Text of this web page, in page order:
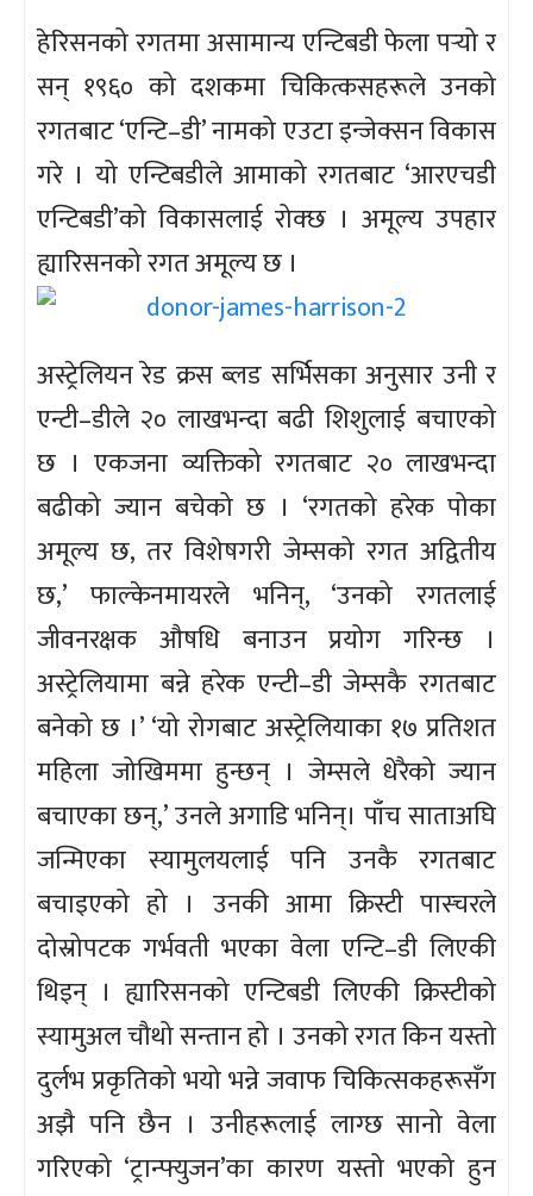
हेरिसनको रगतमा असामान्य एन्टिबडी फेला पर्‍यो र
सन् १९६० को दशकमा चिकित्कसहरूले उनको
रगतबाट ‘एन्टि–डी’ नामको एउटा इन्जेक्सन विकास
गरे । यो एन्टिबडीले आमाको रगतबाट ‘आरएचडी
एन्टिबडी’को विकासलाई रोक्छ । अमूल्य उपहार
ह्यारिसनको रगत अमूल्य छ ।
अस्ट्रेलियन रेड क्रस ब्लड सर्भिसका अनुसार उनी र
एन्टी–डीले २० लाखभन्दा बढी शिशुलाई बचाएको
छ । एकजना व्यक्तिको रगतबाट २० लाखभन्दा
बढीको ज्यान बचेको छ । ‘रगतको हरेक पोका
अमूल्य छ, तर विशेषगरी जेम्सको रगत अद्वितीय
छ,’ फाल्केनमायरले भनिन्, ‘उनको रगतलाई
जीवनरक्षक औषधि बनाउन प्रयोग गरिन्छ ।
अस्ट्रेलियामा बन्ने हरेक एन्टी–डी जेम्सकै रगतबाट
बनेको छ ।’ ‘यो रोगबाट अस्ट्रेलियाका १७ प्रतिशत
महिला जोखिममा हुन्छन् । जेम्सले धेरैको ज्यान
बचाएका छन्,’ उनले अगाडि भनिन्। पाँच साताअघि
जन्मिएका स्यामुलयलाई पनि उनकै रगतबाट
बचाइएको हो । उनकी आमा क्रिस्टी पास्चरले
दोस्रोपटक गर्भवती भएका वेला एन्टि–डी लिएकी
थिइन् । ह्यारिसनको एन्टिबडी लिएकी क्रिस्टीको
स्यामुअल चौथो सन्तान हो । उनको रगत किन यस्तो
दुर्लभ प्रकृतिको भयो भन्ने जवाफ चिकित्सकहरूसँग
अझै पनि छैन । उनीहरूलाई लाग्छ सानो वेला
गरिएको ‘ट्रान्फ्युजन’का कारण यस्तो भएको हुन